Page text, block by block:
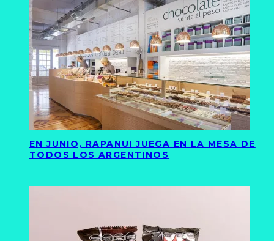
EN JUNIO, RAPANUI JUEGA EN LA MESA DE
TODOS LOS ARGENTINOS